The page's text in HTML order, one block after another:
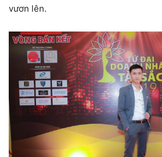
vươn lên.